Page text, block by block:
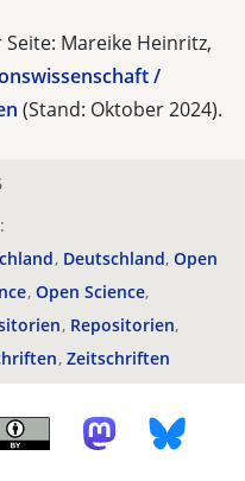
Mareike Heinritz,
/
(Stand: Oktober 2024).
Deutschland Open
Open Science
Repositorien
Zeitschriften